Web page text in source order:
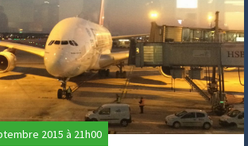
2015 à 21h00